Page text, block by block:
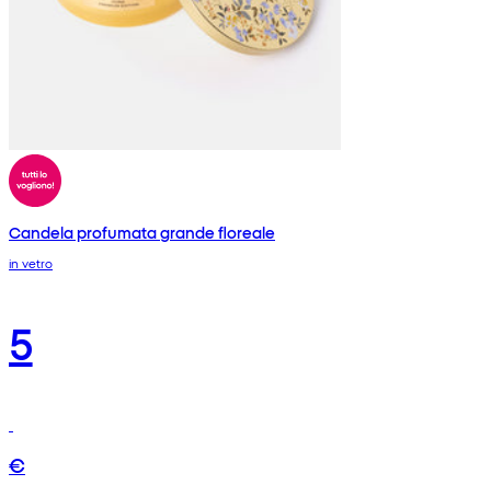
Candela profumata grande floreale
in vetro
5
€